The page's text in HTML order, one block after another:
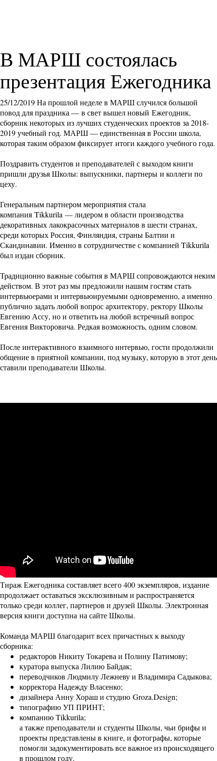
В МАРШ состоялась
презентация Ежегодника
25/12/2019На прошлой неделе в МАРШ случился большой
повод для праздника — в свет вышел новый Ежегодник,
сборник некоторых из лучших студенческих проектов за 2018-
2019 учебный год. МАРШ — единственная в России школа,
которая таким образом фиксирует итоги каждого учебного года.
Поздравить студентов и преподавателей с выходом книги
пришли друзья Школы: выпускники, партнеры и коллеги по
цеху.
Генеральным партнером мероприятия стала
компания Tikkurila — лидером в области производства
декоративных лакокрасочных материалов в шести странах,
среди которых Россия, Финляндия, страны Балтии и
Скандинавии. Именно в сотрудничестве с компанией Tikkurila
был издан сборник.
Традиционно важные события в МАРШ сопровождаются неким
действом. В этот раз мы предложили нашим гостям стать
интервьюерами и интервьюируемыми одновременно, а именно
публично задать любой вопрос архитектору, ректору Школы
Евгению Ассу, но и ответить на любой встречный вопрос
Евгения Викторовича. Редкая возможность, одним словом.
После интерактивного взаимного интервью, гости продолжили
общение в приятной компании, под музыку, которую в этот день
ставили преподаватели Школы.
Тираж Ежегодника составляет всего 400 экземпляров, издание
продолжает оставаться эксклюзивным и распространяется
только среди коллег, партнеров и друзей Школы. Электронная
версия книги доступна на сайте Школы.
Команда МАРШ благодарит всех причастных к выходу
сборника:
редакторов Никиту Токарева и Полину Патимову;
куратора выпуска Лилию Байдак;
переводчиков Людмилу Лежневу и Владимира Садыкова;
корректора Надежду Власенко;
дизайнера Анну Хораш и студию Groza.Design;
типографию УП ПРИНТ;
компанию Tikkurila;
а также преподаватели и студенты Школы, чьи брифы и
проекты представлены в книге, и фотографы, которые
помогли задокументировать все важное из происходящего
в прошлом году.